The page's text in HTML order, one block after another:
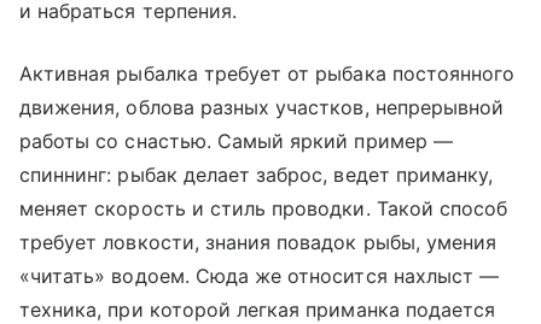
и набраться терпения.
Активная рыбалка требует от рыбака постоянного
движения, облова разных участков, непрерывной
работы со снастью. Самый яркий пример —
спиннинг: рыбак делает заброс, ведет приманку,
меняет скорость и стиль проводки. Такой способ
требует ловкости, знания повадок рыбы, умения
«читать» водоем. Сюда же относится нахлыст —
техника, при которой легкая приманка подается